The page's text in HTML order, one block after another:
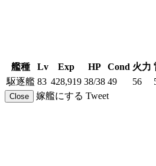
艦種 Lv Exp HP Cond 火力
駆逐艦 83 428,919 38/38 49 56
Close 嫁艦にする Tweet